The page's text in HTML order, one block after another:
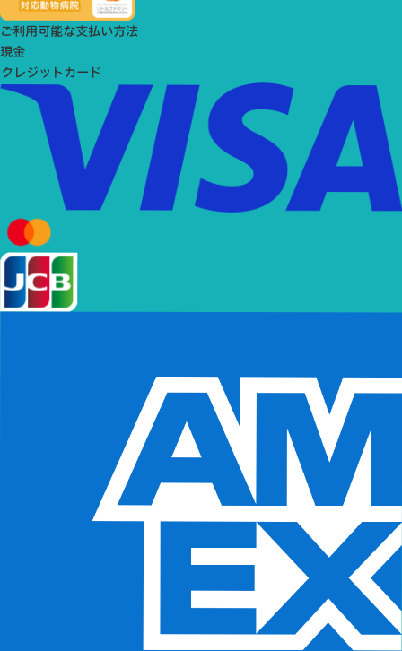
ご利用可能な支払い方法
現金
クレジットカード